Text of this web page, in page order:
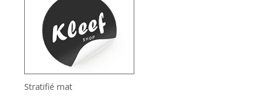
Stratifié mat